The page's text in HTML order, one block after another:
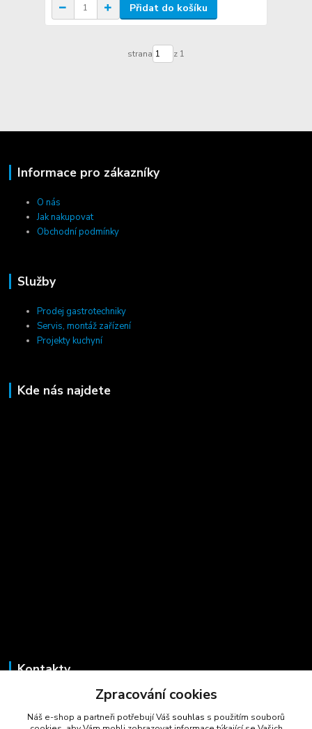
Přidat do košíku
strana z 1
Informace pro zákazníky
O nás
Jak nakupovat
Obchodní podmínky
Služby
Prodej gastrotechniky
Servis, montáž zařízení
Projekty kuchyní
Kde nás najdete
Kontakty
+420 723 725 881
Zpracování cookies
Náš e-shop a partneři potřebují Váš souhlas s použitím souborů